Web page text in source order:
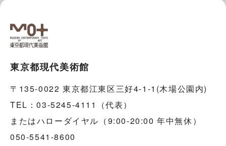
東京都現代美術館
〒135-0022 東京都江東区三好4-1-1(木場公園内)
TEL：03-5245-4111（代表）
またはハローダイヤル（9:00-20:00 年中無休）
050-5541-8600